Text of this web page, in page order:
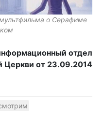
о Серафиме
отдел
Церкви от 23.09.2014